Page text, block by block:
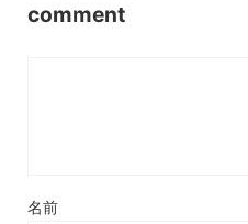
comment
名前